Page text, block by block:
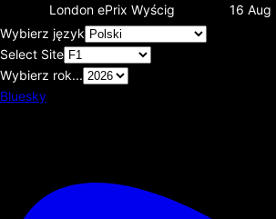
London ePrix Wyścig 16 Aug
Wybierz język
Select Site
Wybierz rok...
Bluesky